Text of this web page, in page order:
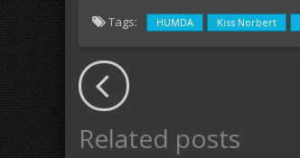
Tags: HUMDA Kiss Norbert
Related posts